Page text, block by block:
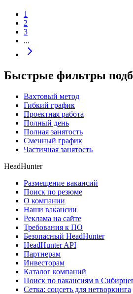
1
2
3
...
Быстрые фильтры
Вахтовый метод
Гибкий график
Проектная работа
Полный день
Полная занятость
Сменный график
Частичная занятость
HeadHunter
Размещение вакансий
Поиск по резюме
О компании
Наши вакансии
Реклама на сайте
Требования к ПО
Безопасный HeadHunter
HeadHunter API
Партнерам
Инвесторам
Каталог компаний
Поиск по вакансиям в
Сетка: соцсеть для нетворкинга